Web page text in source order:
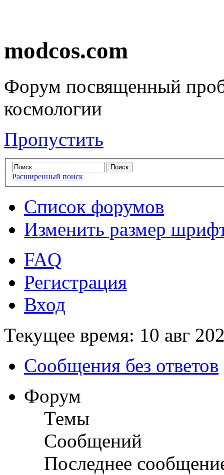
modcos.com
Форум посвященный
космологии
Пропустить
Расширенный поиск
Список форумов
Изменить размер
FAQ
Регистрация
Вход
Текущее время: 10 авг
Сообщения без ответов
Форум
Темы
Сообщений
Последнее